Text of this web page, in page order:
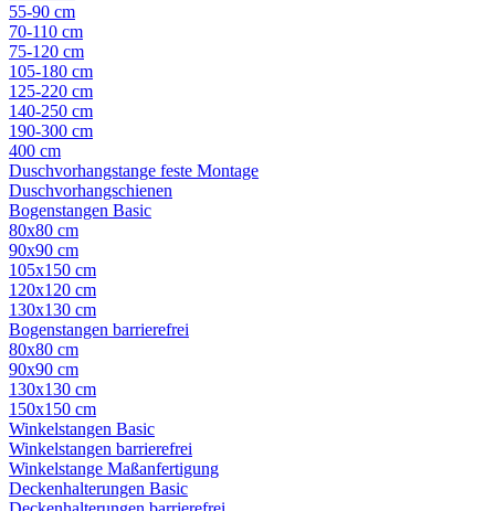
55-90 cm
70-110 cm
75-120 cm
105-180 cm
125-220 cm
140-250 cm
190-300 cm
400 cm
Duschvorhangstange feste Montage
Duschvorhangschienen
Bogenstangen Basic
80x80 cm
90x90 cm
105x150 cm
120x120 cm
130x130 cm
Bogenstangen barrierefrei
80x80 cm
90x90 cm
130x130 cm
150x150 cm
Winkelstangen Basic
Winkelstangen barrierefrei
Winkelstange Maßanfertigung
Deckenhalterungen Basic